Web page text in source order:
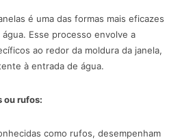
é uma das formas mais eficazes
Esse processo envolve a
ao redor da moldura da janela,
à entrada de água.
ou rufos:
como rufos, desempenham